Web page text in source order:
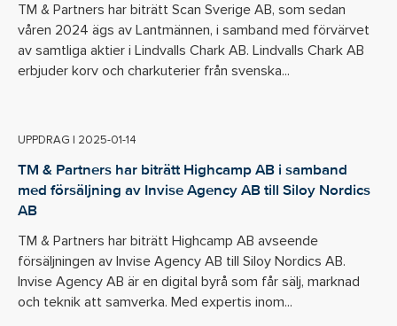
TM & Partners har biträtt Scan Sverige AB, som sedan
våren 2024 ägs av Lantmännen, i samband med förvärvet
av samtliga aktier i Lindvalls Chark AB. Lindvalls Chark AB
erbjuder korv och charkuterier från svenska...
UPPDRAG | 2025-01-14
TM & Partners har biträtt Highcamp AB i samband
med försäljning av Invise Agency AB till Siloy Nordics
AB
TM & Partners har biträtt Highcamp AB avseende
försäljningen av Invise Agency AB till Siloy Nordics AB.
Invise Agency AB är en digital byrå som får sälj, marknad
och teknik att samverka. Med expertis inom...